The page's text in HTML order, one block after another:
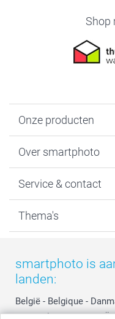
Shop
Onze producten
Fotoboeken
Fotocadeaus
Kaarten
Over smartphoto
Vacatures
Bestelproces
Privacy
Cookiebeleid
Reviews
Prijslijst
Service & contact
Tevredenheidsgarantie
smartbonus
smartfriends
service@smartphoto.nl
Affiliate
Thema's
Moederdag
Vaderdag
Huwelijk
smartphoto is
landen:
België - Belgique -